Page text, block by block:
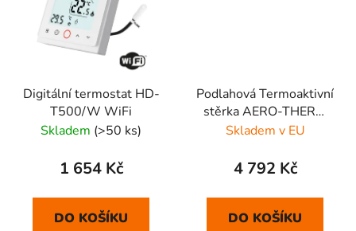
Digitální termostat HD-
T500/W WiFi
Skladem (>50 ks)
1 654 Kč
DO KOŠÍKU
Podlahová Termoaktivní
stěrka AERO-THERM
FLOOR 12L
Skladem v EU
4 792 Kč
DO KOŠÍKU